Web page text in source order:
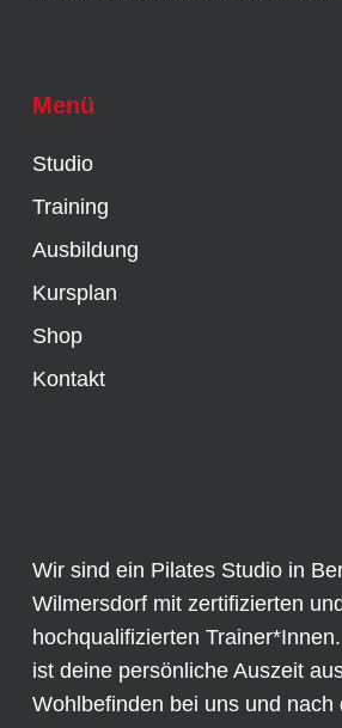
Menü
Studio
Training
Ausbildung
Kursplan
Shop
Kontakt
Wir sind ein Pilates Studio in
Wilmersdorf mit zertifizierten und
hochqualifizierten
ist deine persönliche Auszeit
Wohlbefinden bei uns und nach